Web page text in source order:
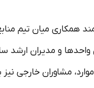
همکاری میان تیم
واحدها و مدیران ارشد
مشاوران خارجی نیز